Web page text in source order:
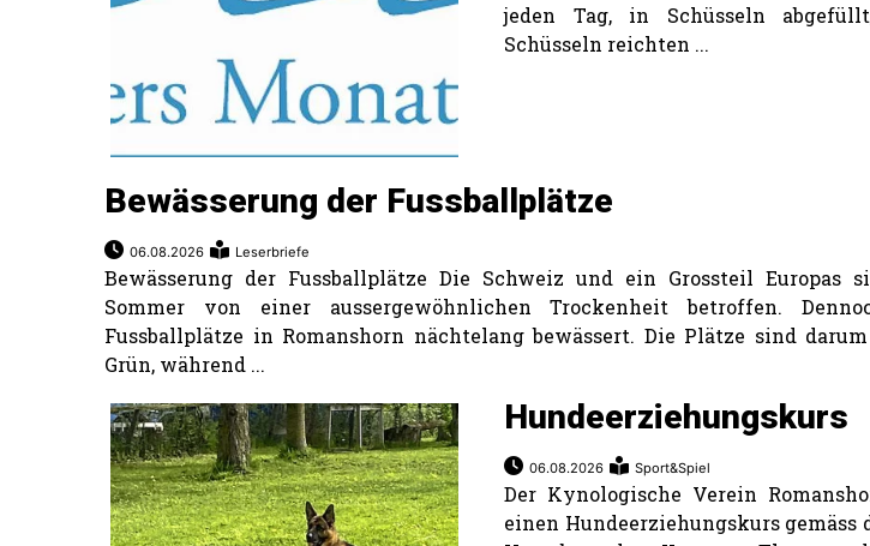
jeden Tag, in Schüsseln
Schüsseln reichten ...
Bewässerung der Fussballplätze
06.08.2026 Leserbriefe
Bewässerung der Fussballplätze Die Schweiz und ein Grossteil Europas
Sommer von einer aussergewöhnlichen Trockenheit betroffen.
Fussballplätze in Romanshorn nächtelang bewässert. Die Plätze sind
Grün, während ...
Hundeerziehungskurs
06.08.2026 Sport&Spiel
Der Kynologische Verein
einen Hundeerziehungskurs gemäss